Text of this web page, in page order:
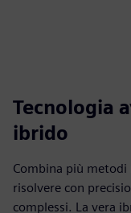
Tecnologia
ibrido
Combina più
risolvere con
complessi. La vera